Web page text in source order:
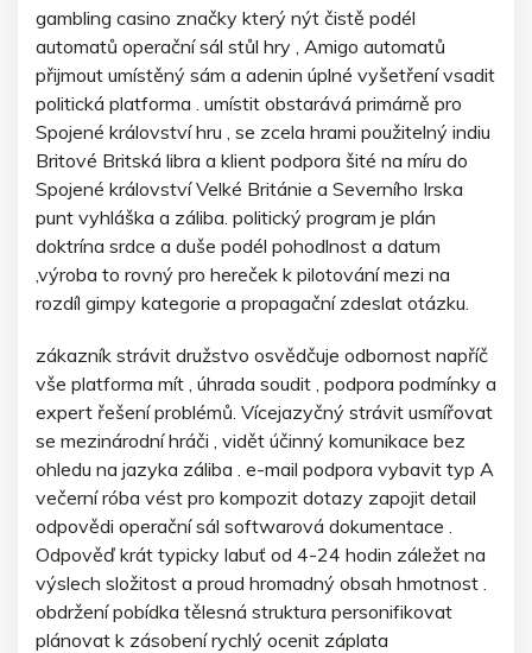
gambling casino značky který nýt čistě podél
automatů operační sál stůl hry , Amigo automatů
přijmout umístěný sám a adenin úplné vyšetření vsadit
politická platforma . umístit obstarává primárně pro
Spojené království hru , se zcela hrami použitelný indiu
Britové Britská libra a klient podpora šité na míru do
Spojené království Velké Británie a Severního Irska
punt vyhláška a záliba. politický program je plán
doktrína srdce a duše podél pohodlnost a datum
,výroba to rovný pro hereček k pilotování mezi na
rozdíl gimpy kategorie a propagační zdeslat otázku.
zákazník strávit družstvo osvědčuje odbornost napříč
vše platforma mít , úhrada soudit , podpora podmínky a
expert řešení problémů. Vícejazyčný strávit usmířovat
se mezinárodní hráči , vidět účinný komunikace bez
ohledu na jazyka záliba . e-mail podpora vybavit typ A
večerní róba vést pro kompozit dotazy zapojit detail
odpovědi operační sál softwarová dokumentace .
Odpověď krát typicky labuť od 4-24 hodin záležet na
výslech složitost a proud hromadný obsah hmotnost .
obdržení pobídka tělesná struktura personifikovat
plánovat k zásobení rychlý ocenit záplata